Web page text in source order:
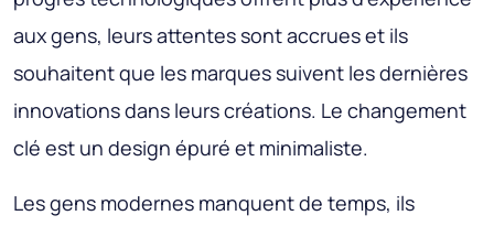
aux gens, leurs attentes sont accrues et ils
souhaitent que les marques suivent les dernières
innovations dans leurs créations. Le changement
clé est un design épuré et minimaliste.
Les gens modernes manquent de temps, ils